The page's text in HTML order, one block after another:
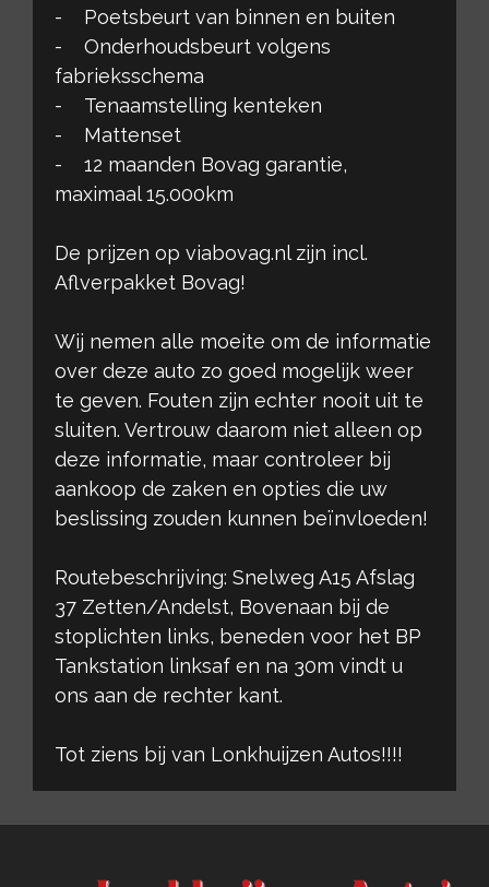
- Poetsbeurt van binnen en buiten
- Onderhoudsbeurt volgens
fabrieksschema
- Tenaamstelling kenteken
- Mattenset
- 12 maanden Bovag garantie,
maximaal 15.000km
De prijzen op viabovag.nl zijn incl.
Aflverpakket Bovag!
Wij nemen alle moeite om de informatie
over deze auto zo goed mogelijk weer
te geven. Fouten zijn echter nooit uit te
sluiten. Vertrouw daarom niet alleen op
deze informatie, maar controleer bij
aankoop de zaken en opties die uw
beslissing zouden kunnen beïnvloeden!
Routebeschrijving: Snelweg A15 Afslag
37 Zetten/Andelst, Bovenaan bij de
stoplichten links, beneden voor het BP
Tankstation linksaf en na 30m vindt u
ons aan de rechter kant.
Tot ziens bij van Lonkhuijzen Autos!!!!